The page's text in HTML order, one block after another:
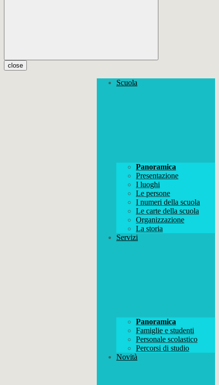
close
Scuola
Panoramica
Presentazione
I luoghi
Le persone
I numeri della scuola
Le carte della scuola
Organizzazione
La storia
Servizi
Panoramica
Famiglie e studenti
Personale scolastico
Percorsi di studio
Novità